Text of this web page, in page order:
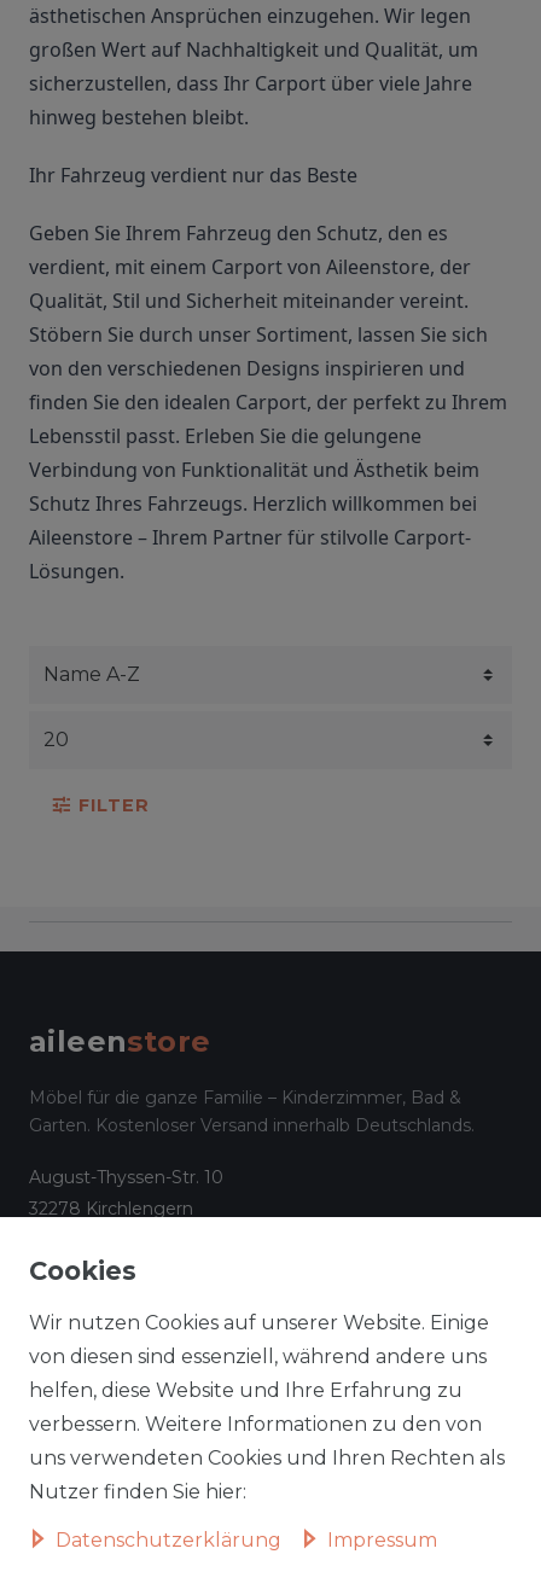
ästhetischen Ansprüchen einzugehen. Wir legen
großen Wert auf Nachhaltigkeit und Qualität, um
sicherzustellen, dass Ihr Carport über viele Jahre
hinweg bestehen bleibt.
Ihr Fahrzeug verdient nur das Beste
Geben Sie Ihrem Fahrzeug den Schutz, den es
verdient, mit einem Carport von Aileenstore, der
Qualität, Stil und Sicherheit miteinander vereint.
Stöbern Sie durch unser Sortiment, lassen Sie sich
von den verschiedenen Designs inspirieren und
finden Sie den idealen Carport, der perfekt zu Ihrem
Lebensstil passt. Erleben Sie die gelungene
Verbindung von Funktionalität und Ästhetik beim
Schutz Ihres Fahrzeugs. Herzlich willkommen bei
Aileenstore – Ihrem Partner für stilvolle Carport-
Lösungen.
FILTER
aileenstore
Möbel für die ganze Familie – Kinderzimmer, Bad &
Garten. Kostenloser Versand innerhalb Deutschlands.
August-Thyssen-Str. 10
32278 Kirchlengern
✉info@aileenstore.de
Lieferzeiten
Zahlungsarten
Widerrufsformular
Informationen zu Elektro-
Impressum
AGB
Datenschutz
Vertrag widerrufen
Cookies
Wir nutzen Cookies auf unserer Website. Einige
von diesen sind essenziell, während andere uns
helfen, diese Website und Ihre Erfahrung zu
verbessern. Weitere Informationen zu den von
uns verwendeten Cookies und Ihren Rechten als
Nutzer finden Sie hier:
Daten­schutz­erklärung Impressum